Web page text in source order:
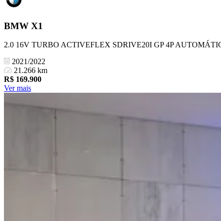
BMW X1
2.0 16V TURBO ACTIVEFLEX SDRIVE20I GP 4P
2021/2022
21.266 km
R$ 169.900
Ver mais